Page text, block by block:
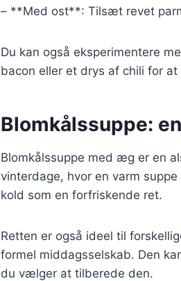
– **Med ost**: Tilsæt revet
Du kan også eksperimentere
bacon eller et drys af chili for
Blomkålssuppe:
Blomkålssuppe med æg er en
vinterdage, hvor en varm
kold som en forfriskende ret.
Retten er også ideel til
formel middagsselskab. Den
du vælger at tilberede den.